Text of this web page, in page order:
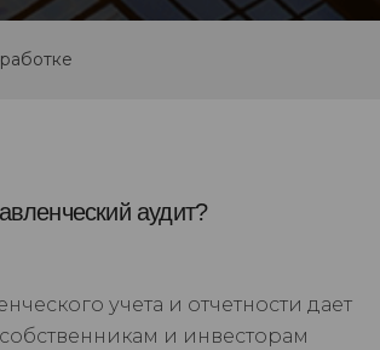
аудит?
учета и отчетности дает
и инвесторам